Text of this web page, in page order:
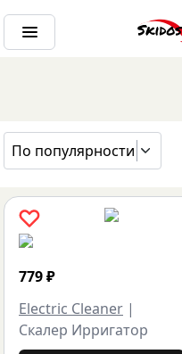
По популярности
ГЛАВНАЯ
БРЕНДЫ
779₽
Electric Cleaner |
Скалер Ирригатор